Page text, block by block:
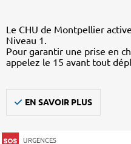
Le CHU de Montpellier
Niveau 1.
Pour garantir une prise en
appelez le 15 avant tout
EN SAVOIR PLUS
URGENCES